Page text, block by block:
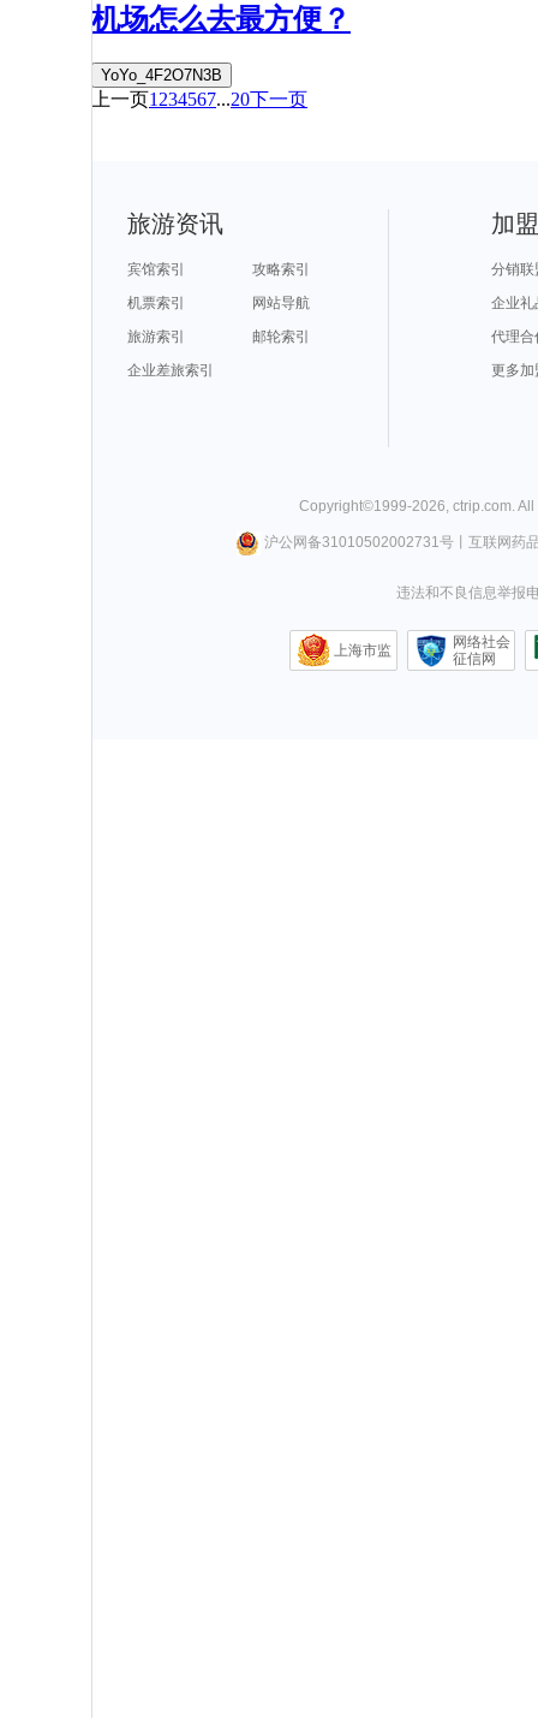
机场怎么去最方便？
YoYo_4F2O7N3B
上一页1 234567...20下一页
旅游资讯
宾馆索引
攻略索引
机票索引
网站导航
旅游索引
邮轮索引
企业差旅索引
加
分销联
企业礼
代理合
更多加
Copyright©1999-2026, ctrip.com.
沪公网备31010502002731号丨 互联网药
违法和不良信息举报
上海市监
网络社会
征信网